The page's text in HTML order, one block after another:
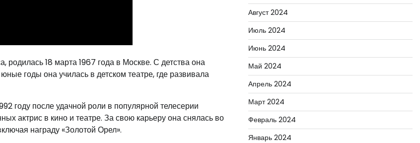
родилась 18 марта 1967 года в Москве. С детства она
годы она училась в детском театре, где развивала
году после удачной роли в популярной телесерии
актрис в кино и театре. За свою карьеру она снялась во
награду «Золотой Орел».
Август 2024
Июль 2024
Июнь 2024
Май 2024
Апрель 2024
Март 2024
Февраль 2024
Январь 2024